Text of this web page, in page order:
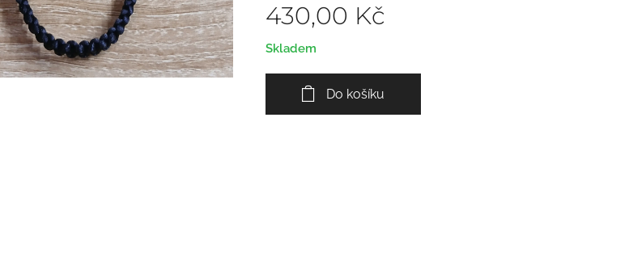
430,00 Kč
Skladem
Do košíku